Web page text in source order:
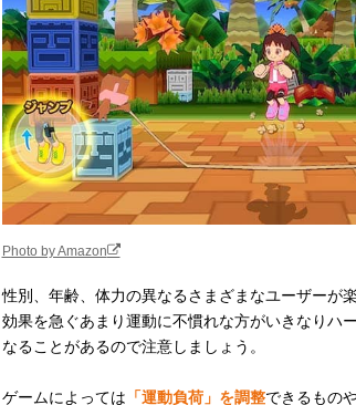
Photo by Amazon
性別、年齢、体力の異なるさまざまなユーザーが
効果を急ぐあまり運動に不慣れな方がいきなりハ
なることがあるので注意しましょう。
ゲームによっては 「運動負荷」を調整できるもの